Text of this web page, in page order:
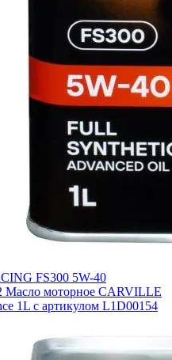
FS300 5W-40
Масло моторное CARVILLE
1L с артикулом L1D00154